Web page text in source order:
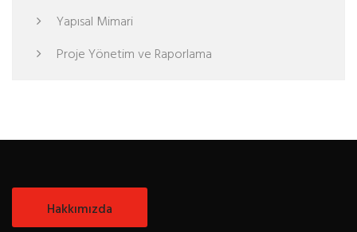
Yapısal Mimari
Proje Yönetim ve Raporlama
Hakkımızda